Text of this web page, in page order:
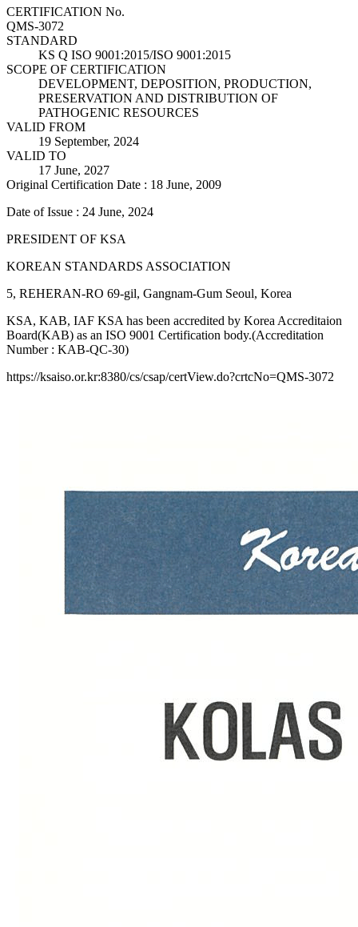
CERTIFICATION No.
QMS-3072
STANDARD
KS Q ISO 9001:2015/ISO 9001:2015
SCOPE OF CERTIFICATION
DEVELOPMENT, DEPOSITION, PRODUCTION,
PRESERVATION AND DISTRIBUTION OF
PATHOGENIC RESOURCES
VALID FROM
19 September, 2024
VALID TO
17 June, 2027
Original Certification Date : 18 June, 2009
Date of Issue : 24 June, 2024
PRESIDENT OF KSA
KOREAN STANDARDS ASSOCIATION
5, REHERAN-RO 69-gil, Gangnam-Gum Seoul, Korea
KSA, KAB, IAF KSA has been accredited by Korea Accreditaion
Board(KAB) as an ISO 9001 Certification body.(Accreditation
Number : KAB-QC-30)
https://ksaiso.or.kr:8380/cs/csap/certView.do?crtcNo=QMS-3072